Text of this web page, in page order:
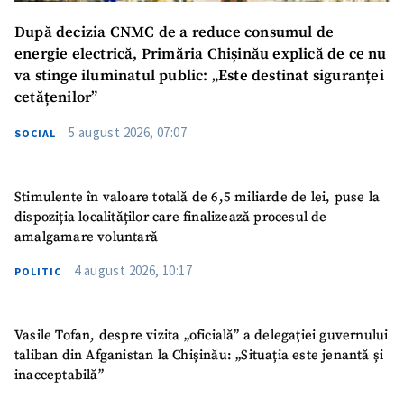
După decizia CNMC de a reduce consumul de
energie electrică, Primăria Chișinău explică de ce nu
va stinge iluminatul public: „Este destinat siguranței
cetățenilor”
SOCIAL 5 august 2026, 07:07
Stimulente în valoare totală de 6,5 miliarde de lei, puse la
dispoziția localităților care finalizează procesul de
amalgamare voluntară
POLITIC 4 august 2026, 10:17
Vasile Tofan, despre vizita „oficială” a delegației guvernului
taliban din Afganistan la Chișinău: „Situația este jenantă și
inacceptabilă”